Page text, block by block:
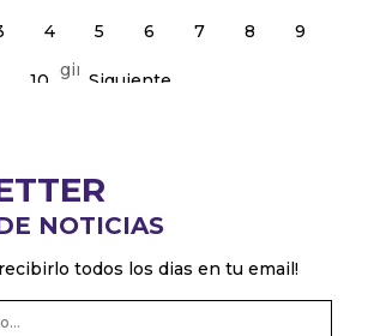
4 5 6 7 8 9
10 Siguiente
Página 1 de 38
NOTICIAS
todos los dias en tu email!